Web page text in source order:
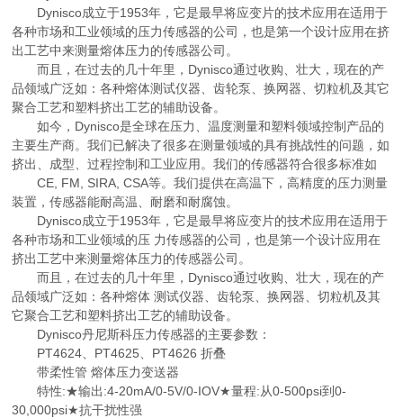
Dynisco成立于1953年，它是最早将应变片的技术应用在适用于
各种市场和工业领域的压力传感器的公司，也是第一个设计应用在挤
出工艺中来测量熔体压力的传感器公司。
而且，在过去的几十年里，Dynisco通过收购、壮大，现在的产
品领域广泛如：各种熔体测试仪器、齿轮泵、换网器、切粒机及其它
聚合工艺和塑料挤出工艺的辅助设备。
如今，Dynisco是全球在压力、温度测量和塑料领域控制产品的
主要生产商。我们已解决了很多在测量领域的具有挑战性的问题，如
挤出、成型、过程控制和工业应用。我们的传感器符合很多标准如
CE, FM, SIRA, CSA等。我们提供在高温下，高精度的压力测量
装置，传感器能耐高温、耐磨和耐腐蚀。
Dynisco成立于1953年，它是最早将应变片的技术应用在适用于
各种市场和工业领域的压 力传感器的公司，也是第一个设计应用在
挤出工艺中来测量熔体压力的传感器公司。
而且，在过去的几十年里，Dynisco通过收购、壮大，现在的产
品领域广泛如：各种熔体 测试仪器、齿轮泵、换网器、切粒机及其
它聚合工艺和塑料挤出工艺的辅助设备。
Dynisco丹尼斯科压力传感器的主要参数：
PT4624、PT4625、PT4626 折叠
带柔性管 熔体压力变送器
特性:★输出:4-20mA/0-5V/0-IOV★量程:从0-500psi到0-
30,000psi★抗干扰性强